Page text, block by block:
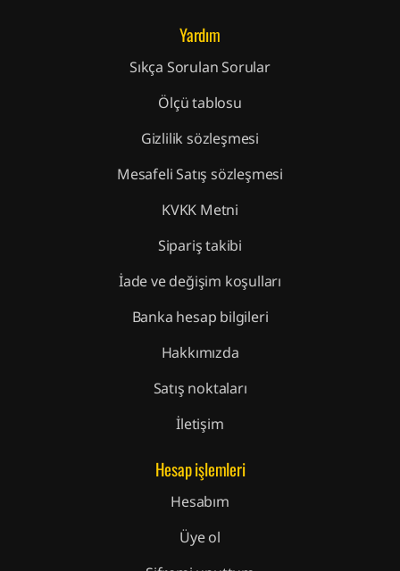
Yardım
Sıkça Sorulan Sorular
Ölçü tablosu
Gizlilik sözleşmesi
Mesafeli Satış sözleşmesi
KVKK Metni
Sipariş takibi
İade ve değişim koşulları
Banka hesap bilgileri
Hakkımızda
Satış noktaları
İletişim
Hesap işlemleri
Hesabım
Üye ol